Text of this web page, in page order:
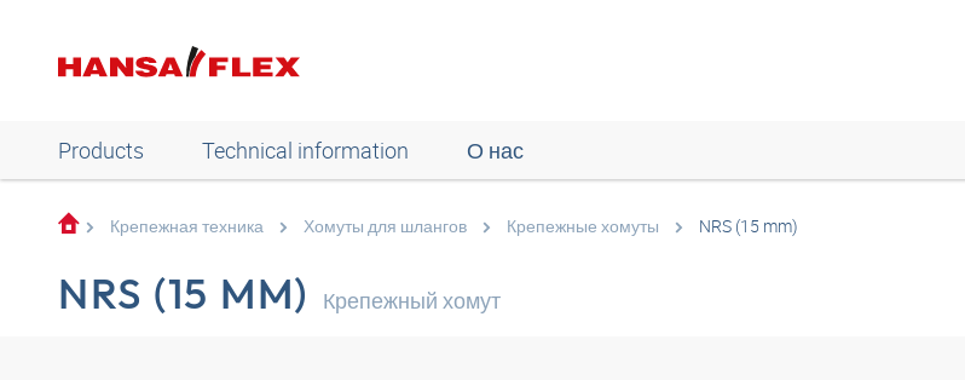
Products Technical information О нас
Крепежная техника Хомуты для шлангов Крепежные хомуты NRS (15 mm)
NRS (15 MM) Крепежный хомут